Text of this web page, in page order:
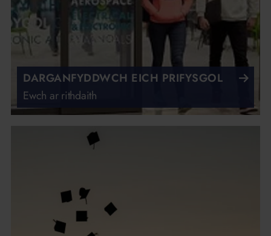
DARGANFYDDWCH EICH PRIFYSGOL
Ewch ar rithdaith